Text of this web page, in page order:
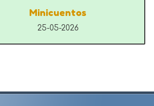
Minicuentos
25-05-2026